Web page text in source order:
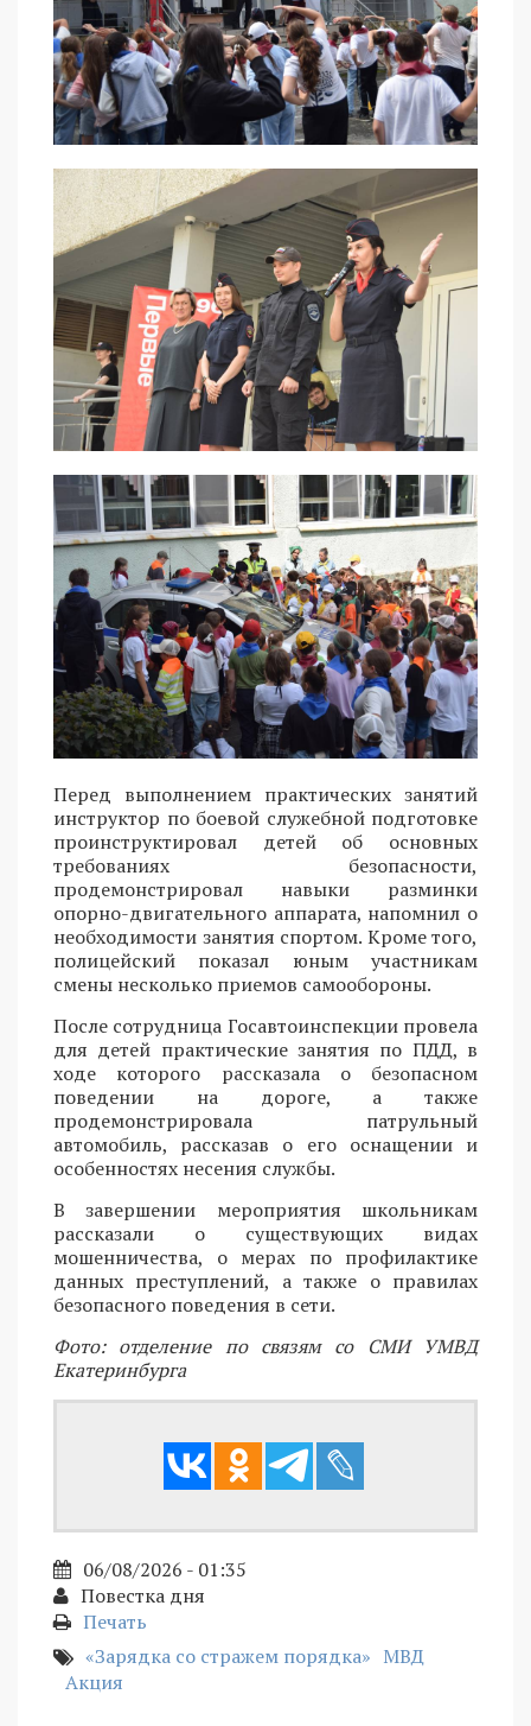
Перед выполнением практических занятий
инструктор по боевой служебной подготовке
проинструктировал детей об основных
требованиях безопасности,
продемонстрировал навыки разминки
опорно-двигательного аппарата, напомнил о
необходимости занятия спортом. Кроме того,
полицейский показал юным участникам
смены несколько приемов самообороны.
После сотрудница Госавтоинспекции провела
для детей практические занятия по ПДД, в
ходе которого рассказала о безопасном
поведении на дороге, а также
продемонстрировала патрульный
автомобиль, рассказав о его оснащении и
особенностях несения службы.
В завершении мероприятия школьникам
рассказали о существующих видах
мошенничества, о мерах по профилактике
данных преступлений, а также о правилах
безопасного поведения в сети.
Фото: отделение по связям со СМИ УМВД
Екатеринбурга
06/08/2026 - 01:35
Повестка дня
Печать
«Зарядка со стражем порядка» МВД
Акция